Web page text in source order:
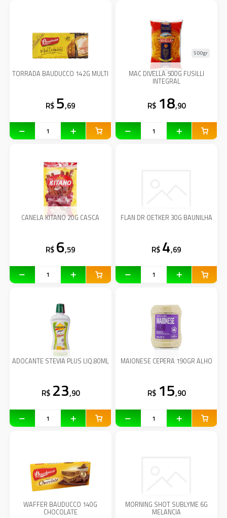
TORRADA BAUDUCCO 142G MULTI
R$ 5,69
MAC DIVELLA 500G FUSILLI
INTEGRAL
500gr
R$ 18,90
CANELA KITANO 20G CASCA
R$ 6,59
FLAN DR OETKER 30G BAUNILHA
R$ 4,69
ADOCANTE STEVIA PLUS LIQ.80ML
R$ 23,90
MAIONESE CEPERA 190GR ALHO
R$ 15,90
WAFFER BAUDUCCO 140G
CHOCOLATE
MORNING SHOT SUBLYME 6G
MELANCIA